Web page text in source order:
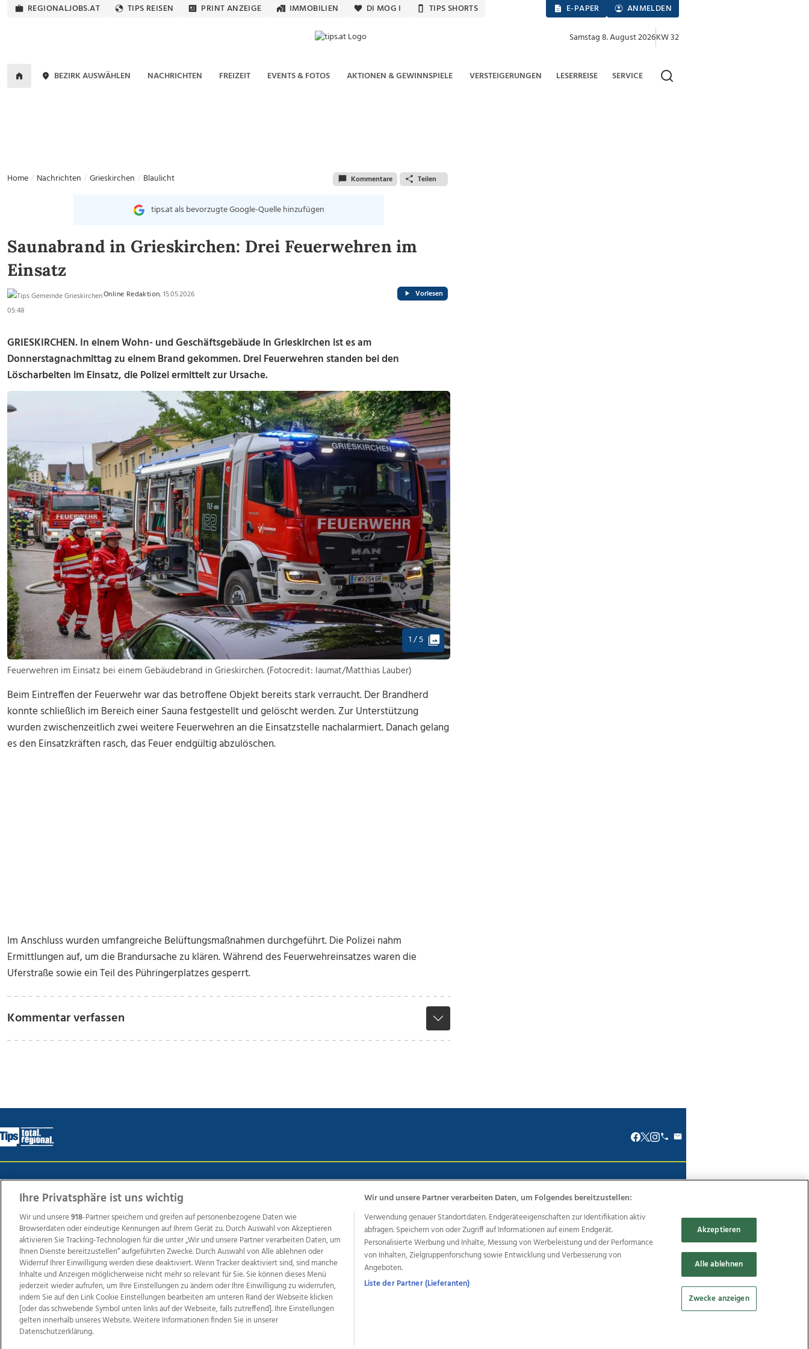
REGIONALJOBS.AT TIPS REISEN PRINT ANZEIGE IMMOBILIEN DI MOG I TIPS SHORTS E-PAPER ANMELDEN
Samstag 8. August 2026KW 32
BEZIRK AUSWÄHLEN NACHRICHTEN FREIZEIT EVENTS & FOTOS AKTIONEN & GEWINNSPIELE VERSTEIGERUNGEN LESERREISE SERVICE
Home Nachrichten Grieskirchen Blaulicht Kommentare Teilen
tips.at als bevorzugte Google-Quelle hinzufügen
Saunabrand in Grieskirchen: Drei Feuerwehren im
Einsatz
Online Redaktion, 15.05.2026
05:48
Vorlesen
GRIESKIRCHEN. In einem Wohn- und Geschäftsgebäude in Grieskirchen ist es am
Donnerstagnachmittag zu einem Brand gekommen. Drei Feuerwehren standen bei den
Löscharbeiten im Einsatz, die Polizei ermittelt zur Ursache.
1 / 5
Feuerwehren im Einsatz bei einem Gebäudebrand in Grieskirchen. (Fotocredit: laumat/Matthias Lauber)
Beim Eintreffen der Feuerwehr war das betroffene Objekt bereits stark verraucht. Der Brandherd
konnte schließlich im Bereich einer Sauna festgestellt und gelöscht werden. Zur Unterstützung
wurden zwischenzeitlich zwei weitere Feuerwehren an die Einsatzstelle nachalarmiert. Danach gelang
es den Einsatzkräften rasch, das Feuer endgültig abzulöschen.
Im Anschluss wurden umfangreiche Belüftungsmaßnahmen durchgeführt. Die Polizei nahm
Ermittlungen auf, um die Brandursache zu klären. Während des Feuerwehreinsatzes waren die
Uferstraße sowie ein Teil des Pühringerplatzes gesperrt.
Kommentar verfassen
Weitere Angebote des Medienhauses Wimmer
TV1 di-mog-i.at OÖNow Ischler Woche Life Radio OÖNachrichten OÖN Immobilien OÖN Karriere OÖN Reise
Promenaden Galerien
Regionaljobs
wasistlos.at wirtrauern.at
Copyrights © 2026 Tips Zeitungs GmbH & Co KG
Ihre Privatsphäre ist uns wichtig
Wir und unsere918-Partner speichern und greifen auf personenbezogene Daten wie
Browserdaten oder eindeutige Kennungen auf Ihrem Gerät zu. Durch Auswahl von Akzeptieren
aktivieren Sie Tracking-Technologien für die unter „Wir und unsere Partner verarbeiten Daten, um
Ihnen Dienste bereitzustellen“ aufgeführten Zwecke. Durch Auswahl von Alle ablehnen oder
Widerruf Ihrer Einwilligung werden diese deaktiviert. Wenn Tracker deaktiviert sind, sind manche
Inhalte und Anzeigen möglicherweise nicht mehr so relevant für Sie. Sie können dieses Menü
jederzeit wieder aufrufen, um Ihre Einstellungen zu ändern oder Ihre Einwilligung zu widerrufen,
indem Sie auf den Link Cookie Einstellungen bearbeiten am unteren Rand der Webseite klicken
[oder das schwebende Symbol unten links auf der Webseite, falls zutreffend]. Ihre Einstellungen
gelten innerhalb unseres Website. Weitere Informationen finden Sie in unserer
Datenschutzerklärung.
Wir und unsere Partner verarbeiten Daten, um Folgendes bereitzustellen:
Verwendung genauer Standortdaten. Endgeräteeigenschaften zur Identifikation aktiv
abfragen. Speichern von oder Zugriff auf Informationen auf einem Endgerät.
Personalisierte Werbung und Inhalte, Messung von Werbeleistung und der Performance
von Inhalten, Zielgruppenforschung sowie Entwicklung und Verbesserung von
Angeboten.
Liste der Partner (Lieferanten)
Akzeptieren
Alle ablehnen
Zwecke anzeigen